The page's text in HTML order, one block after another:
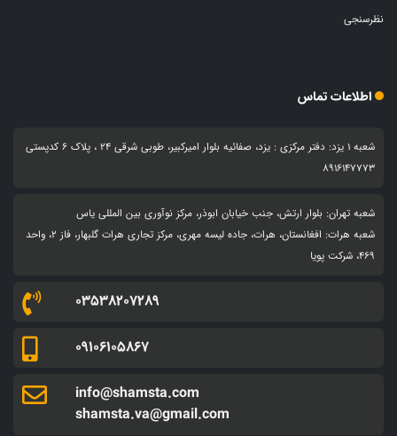
نظرسنجی
اطلاعات تماس
شعبه 1 یزد: دفتر مرکزی : یزد، صفائیه بلوار امیرکبیر، طوبی شرقی 24 ، پلاک 6 کدپستی
8916147773
شعبه تهران: بلوار ارتش، جنب خیابان ابوذر، مرکز نوآوری بین المللی یاس
شعبه هرات: افغانستان، هرات، جاده لیسه مهری، مرکز تجاری هرات گلبهار، فاز ۲، واحد
۴۶۹، شرکت پویا
03538207289
09106105867
info@shamsta.com
shamsta.va@gmail.com